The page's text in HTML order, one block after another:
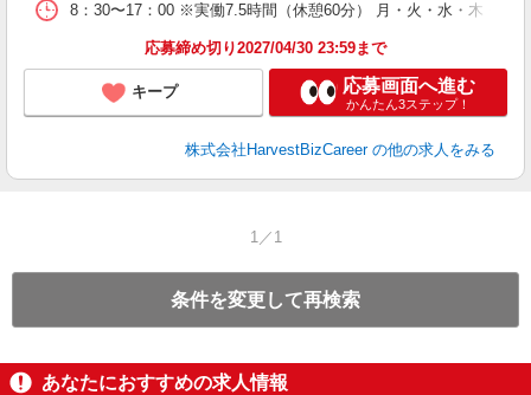
8：30〜17：00 ※実働7.5時間（休憩60分） 月・火・水・木・金
応募締め切り2027/04/30 23:59まで
キープ 応募画面へ進む
かんたん3ステップ！
株式会社HarvestBizCareer の他の求人をみる
1／1
条件を変更して再検索
あなたにおすすめの求人情報